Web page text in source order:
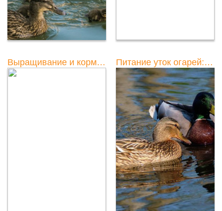
Выращивание и кормление мулардовых уток в домашних условиях Питание уток огарей: что они едят и как правильно кормить